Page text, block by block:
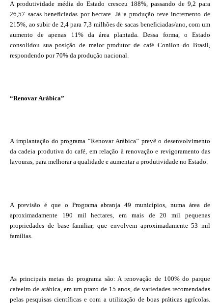
A produtividade média do Estado cresceu 188%, passando de 9,2 para
26,57 sacas beneficiadas por hectare. Já a produção teve incremento de
215%, ao subir de 2,4 para 7,3 milhões de sacas beneficiadas/ano, com um
aumento de apenas 11% da área plantada. Dessa forma, o Estado
consolidou sua posição de maior produtor de café Conilon do Brasil,
respondendo por 70% da produção nacional.
“Renovar Arábica”
A implantação do programa “Renovar Arábica” prevê o desenvolvimento
da cadeia produtiva do café, em relação à renovação e revigoramento das
lavouras, para melhorar a qualidade e aumentar a produtividade no Estado.
A previsão é que o Programa abranja 49 municípios, numa área de
aproximadamente 190 mil hectares, em mais de 20 mil pequenas
propriedades de base familiar, que envolvem aproximadamente 53 mil
famílias.
As principais metas do programa são: A renovação de 100% do parque
cafeeiro de arábica, em um prazo de 15 anos, de variedades recomendadas
pelas pesquisas científicas e com a utilização de boas práticas agrícolas.